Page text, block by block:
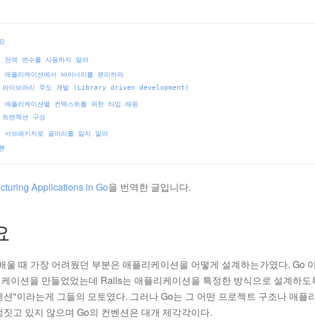
역 변수를 사용하지 말라
플리케이션에서 바이너리를 분리하라
라이브러리 주도 개발 (Library driven development)
플리케이션별 컨텍스트를 위한 타입 래핑
트랜잭션 구성
브패키지로 골머리를 앓지 말라
Applications in Go을 번역한 글입니다.
울 때 가장 어려웠던 부분은 애플리케이션을 어떻게 설계하는가였다. Go
이션을 만들었었는데 Rails는 애플리케이션을 특정한 방식으로 설계하도
션"이라는게 그들의 모토였다. 그러나 Go는 그 어떤 프로젝트 구조나 애플
짓고 있지 않으며 Go의 컨벤션은 대개 제각각이다.